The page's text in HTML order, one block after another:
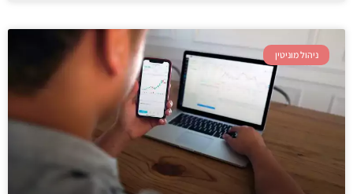
ניהול מוניטין